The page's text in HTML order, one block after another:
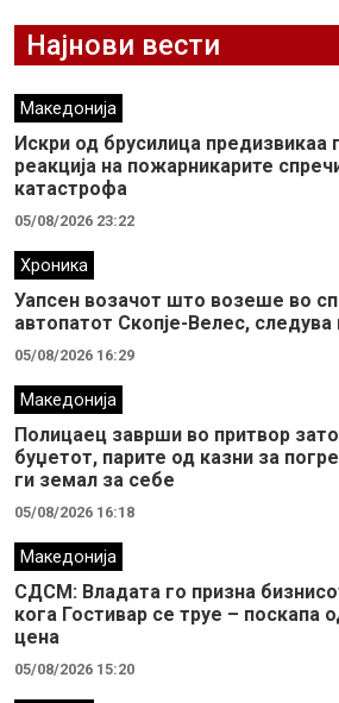
Најнови вести
Македонија
Искри од брусилица предизвикаа
реакција на пожарникарите
катастрофа
05/08/2026 23:22
Хроника
Уапсен возачот што возеше во
автопатот Скопје-Велес, следува
05/08/2026 16:29
Македонија
Полицаец заврши во притвор
буџетот, парите од казни за
ги земал за себе
05/08/2026 16:18
Македонија
СДСМ: Владата го призна
кога Гостивар се труе – поскапа
цена
05/08/2026 15:20